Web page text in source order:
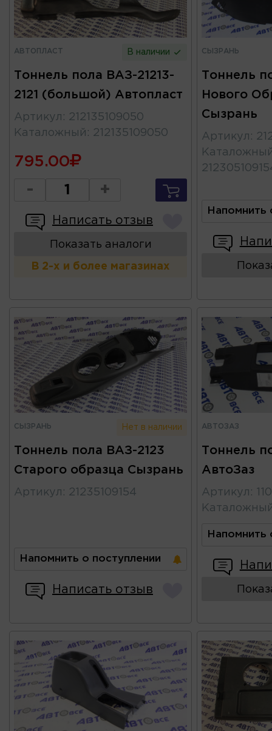
АВТОПЛАСТ В наличии
Тоннель пола ВАЗ-21213-
2121 (большой) Автопласт
Артикул : 212135109050
Каталожный : 212135109050
795.00
- +
Написать отзыв
Показать аналоги
В 2-х и более магазинах
СЫЗРАНЬ
Тоннель
Нового
Сызрань
Артикул :
Напомнить
СЫЗРАНЬ Нет в наличии
Тоннель пола ВАЗ-2123
Старого образца Сызрань
Артикул : 21235109154
Напомнить о поступлении
Написать отзыв
АВТОЗАЗ
Тоннель
АвтоЗаз
Артикул :
Напомнить